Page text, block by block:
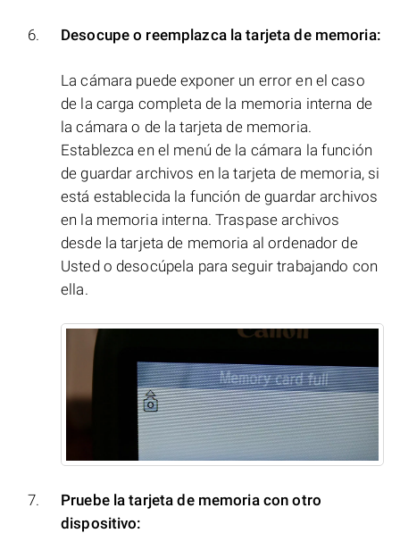
Desocupe o reemplazca la tarjeta de memoria:
La cámara puede exponer un error en el caso
de la carga completa de la memoria interna de
la cámara o de la tarjeta de memoria.
Establezca en el menú de la cámara la función
de guardar archivos en la tarjeta de memoria, si
está establecida la función de guardar archivos
en la memoria interna. Traspase archivos
desde la tarjeta de memoria al ordenador de
Usted o desocúpela para seguir trabajando con
ella.
Pruebe la tarjeta de memoria con otro
dispositivo: